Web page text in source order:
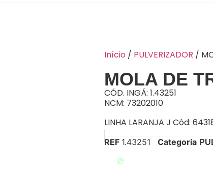
Início / PULVERIZADOR /
MOLA DE
CÓD. INGÁ: 1.43251
NCM: 73202010
LINHA LARANJA J Cód:
REF 1.43251 Categoria